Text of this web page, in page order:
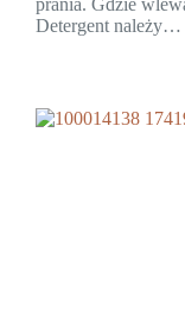
prania. Gdzie
Detergent należy…